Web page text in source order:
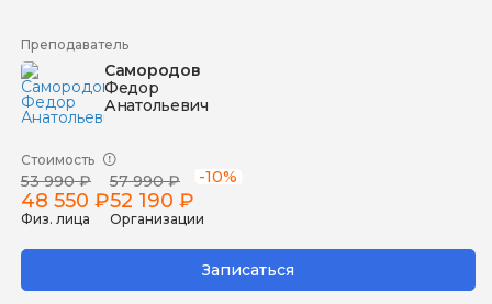
Преподаватель
Самородов
Федор
Анатольевич
Стоимость
53 990 ₽
48 550 ₽
Физ. лица
57 990 ₽ -10%
52 190 ₽
Организации
Записаться